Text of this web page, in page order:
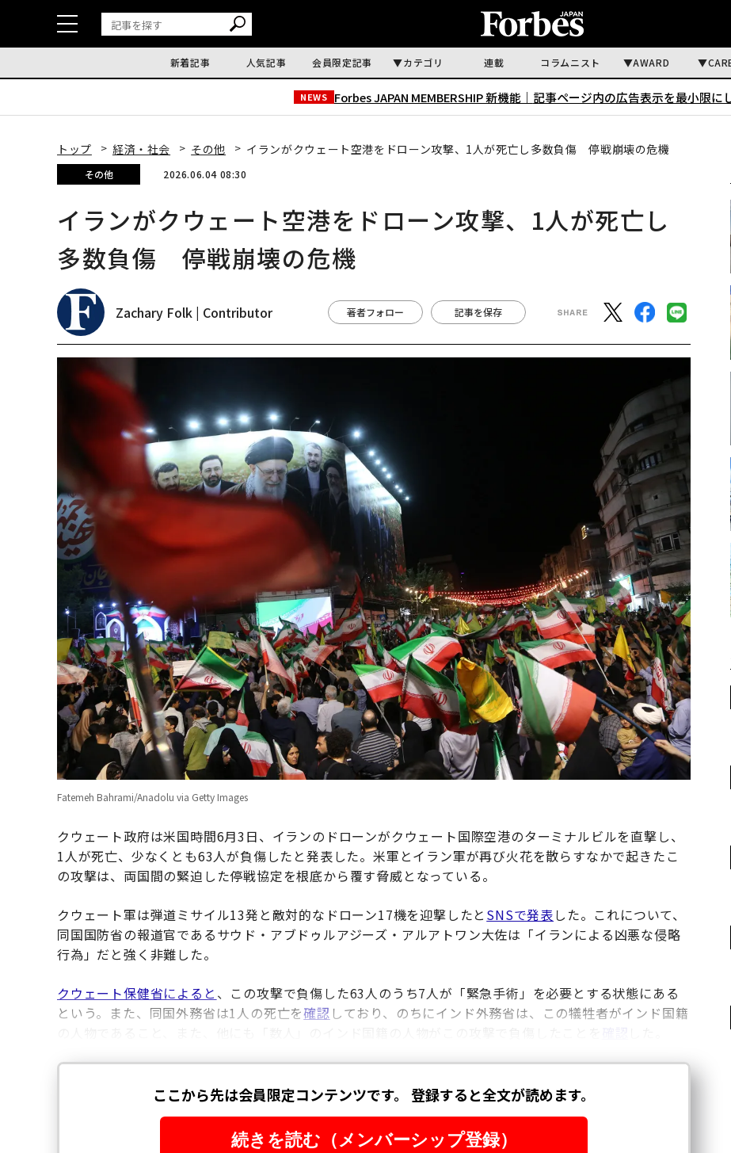
新着記事 人気記事 会員限定記事 カテゴリ 連載 コラムニスト AWARD
NEWS Forbes JAPAN MEMBERSHIP 新機能｜ 記事ページ内の広告表示を最小限に
トップ 経済・社会 その他 イランがクウェート空港をドローン攻撃、1人が死亡し多数負傷 停戦崩壊の危機
その他 2026.06.04 08:30
イランがクウェート空港をドローン攻撃、1人が死亡し
多数負傷 停戦崩壊の危機
Zachary Folk | Contributor 著者フォロー 記事を保存
Fatemeh Bahrami/Anadolu via Getty Images
クウェート政府は米国時間6月3日、イランのドローンがクウェート国際空港のターミナルビルを直撃し、
1人が死亡、少なくとも63人が負傷したと発表した。米軍とイラン軍が再び火花を散らすなかで起きたこ
の攻撃は、両国間の緊迫した停戦協定を根底から覆す脅威となっている。
クウェート軍は弾道ミサイル13発と敵対的なドローン17機を迎撃したと SNSで発表した。これについて、
同国国防省の報道官であるサウド・アブドゥルアジーズ・アルアトワン大佐は「イランによる凶悪な侵略
行為」だと強く非難した。
クウェート保健省によると 、この攻撃で負傷した63人のうち7人が「緊急手術」を必要とする状態にある
という。また、同国外務省は1人の死亡を確認 しており、のちにインド外務省は、この犠牲者がインド国籍